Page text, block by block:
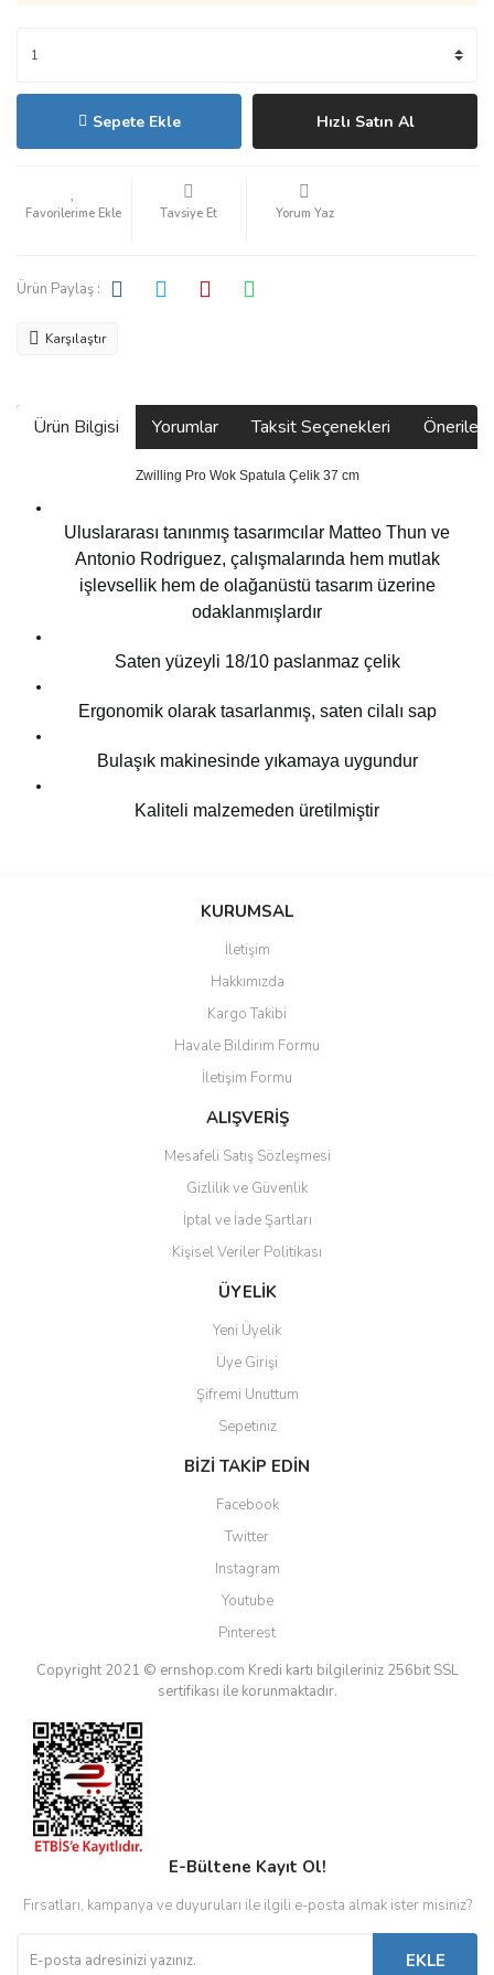
Sepete Ekle Hızlı Satın Al
Tavsiye Et Yorum Yaz
Ürün Paylaş :
Karşılaştır
Ürün Bilgisi Yorumlar Taksit Seçenekleri
Zwilling Pro Wok Spatula Çelik 37 cm
Uluslararası tanınmış tasarımcılar Matteo Thun ve
Antonio Rodriguez, çalışmalarında hem mutlak
işlevsellik hem de olağanüstü tasarım üzerine
odaklanmışlardır
Saten yüzeyli 18/10 paslanmaz çelik
Ergonomik olarak tasarlanmış, saten cilalı sap
Bulaşık makinesinde yıkamaya uygundur
Kaliteli malzemeden üretilmiştir
Bu ürüne ilk yorumu siz yapın!
Ürün resmi kalitesiz, bozuk veya görüntülenemiyor.
Ürün açıklamasında eksik bilgiler bulunuyor.
Ürün bilgilerinde hatalar bulunuyor.
Ürün fiyatı diğer sitelerden daha pahalı.
Bu ürüne benzer farklı alternatifler olmalı.
Gönder
KURUMSAL
İletişim
Hakkımızda
Kargo Takibi
Havale Bildirim Formu
İletişim Formu
ALIŞVERİŞ
Mesafeli Satış Sözleşmesi
Gizlilik ve Güvenlik
İptal ve İade Şartları
Kişisel Veriler Politikası
ÜYELİK
Yeni Üyelik
Üye Girişi
Şifremi Unuttum
Sepetiniz
BİZİ TAKİP EDİN
Facebook
Twitter
Instagram
Youtube
Pinterest
Copyright 2021 © ernshop.com Kredi kartı bilgileriniz 256bit SSL
sertifikası ile korunmaktadır.
E-Bültene Kayıt Ol!
Fırsatları, kampanya ve duyuruları ile ilgili e-posta almak ister misiniz?
EKLE